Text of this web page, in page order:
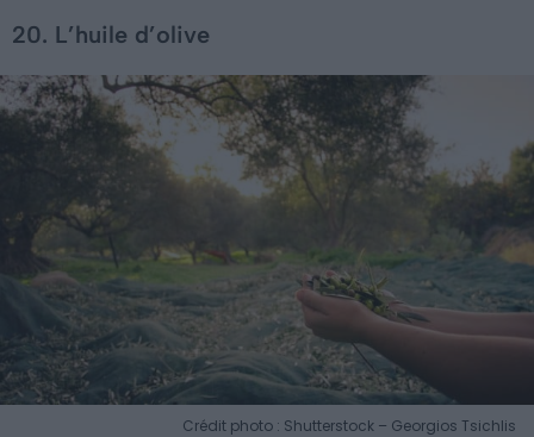
20. L’huile d’olive
Crédit photo : Shutterstock – Georgios Tsichlis